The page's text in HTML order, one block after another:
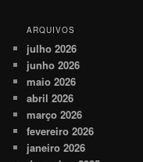
ARQUIVOS
julho 2026
junho 2026
maio 2026
abril 2026
março 2026
fevereiro 2026
janeiro 2026